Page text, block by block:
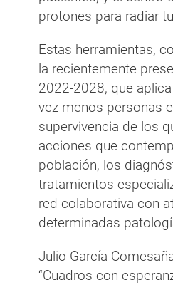
protones para radiar
Estas herramientas,
la recientemente
2022-2028, que
vez menos personas
supervivencia de los
acciones que
población, los
tratamientos
red colaborativa con
determinadas
Julio García
“Cuadros con